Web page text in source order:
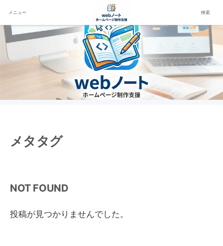
メタタグ
NOT FOUND
投稿が見つかりませんでした。
メニュー 検索